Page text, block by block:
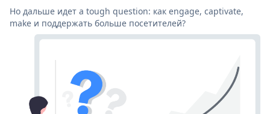
Но дальше идет a tough question: как engage, captivate,
make и поддержать больше посетителей?